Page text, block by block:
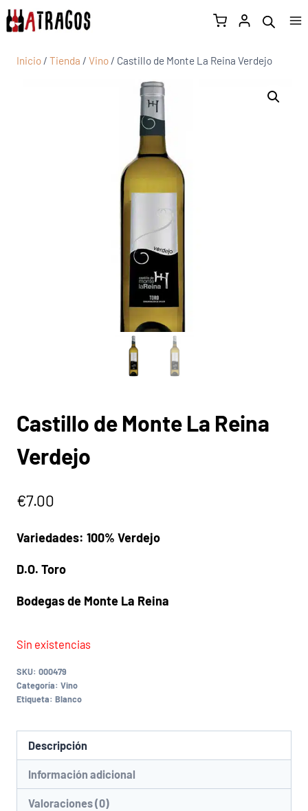
Inicio / Tienda / Vino / Castillo de Monte La Reina Verdejo
Castillo de Monte La Reina
Verdejo
€7.00
Variedades: 100% Verdejo
D.O. Toro
Bodegas de Monte La Reina
Sin existencias
SKU: 000479
Categoría: Vino
Etiqueta: Blanco
Descripción
Información adicional
Valoraciones (0)